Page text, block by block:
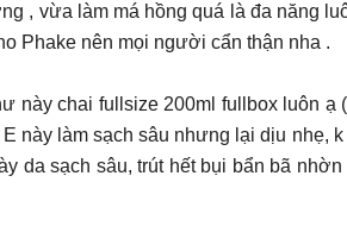
, vừa làm má hồng quá là đa năng
Phake nên mọi người cẩn thận nha .
này chai fullsize 200ml fullbox luôn ạ
này làm sạch sâu nhưng lại dịu nhẹ, k
da sạch sâu, trút hết bụi bẩn bã